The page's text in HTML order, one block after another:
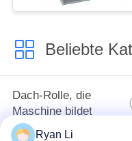
Beliebte
Dach-Rolle, die
Maschine bildet
Ryan Li